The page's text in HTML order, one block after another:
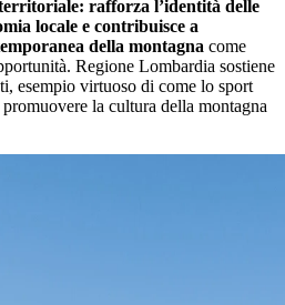
rafforza l’identità delle
locale e contribuisce a
della montagna come
Regione Lombardia sostiene
esempio virtuoso di come lo sport
la cultura della montagna